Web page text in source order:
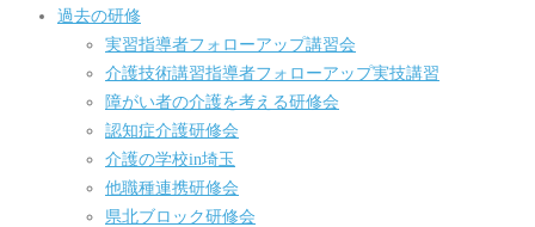
過去の研修
実習指導者フォローアップ講習会
介護技術講習指導者フォローアップ実技講習
障がい者の介護を考える研修会
認知症介護研修会
介護の学校in埼玉
他職種連携研修会
県北ブロック研修会